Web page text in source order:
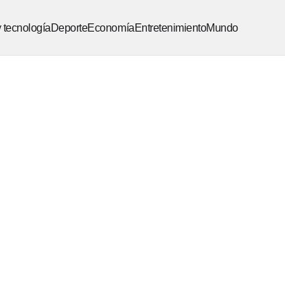
tecnologíaDeporteEconomíaEntretenimientoMundo